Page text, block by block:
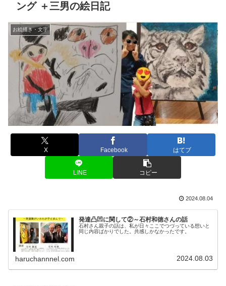
ング ＋三男の絵日記
お絵描き・文字
X Facebook はてブ
LINE コピー
2024.08.04
発達凸凹に関して②～石村和徳さんの話
石村さん親子の話は、私が日々ここでつづっている想いと
同じ内容ばかりでした。共感しかなかったです。
haruchannnel.com 2024.08.03